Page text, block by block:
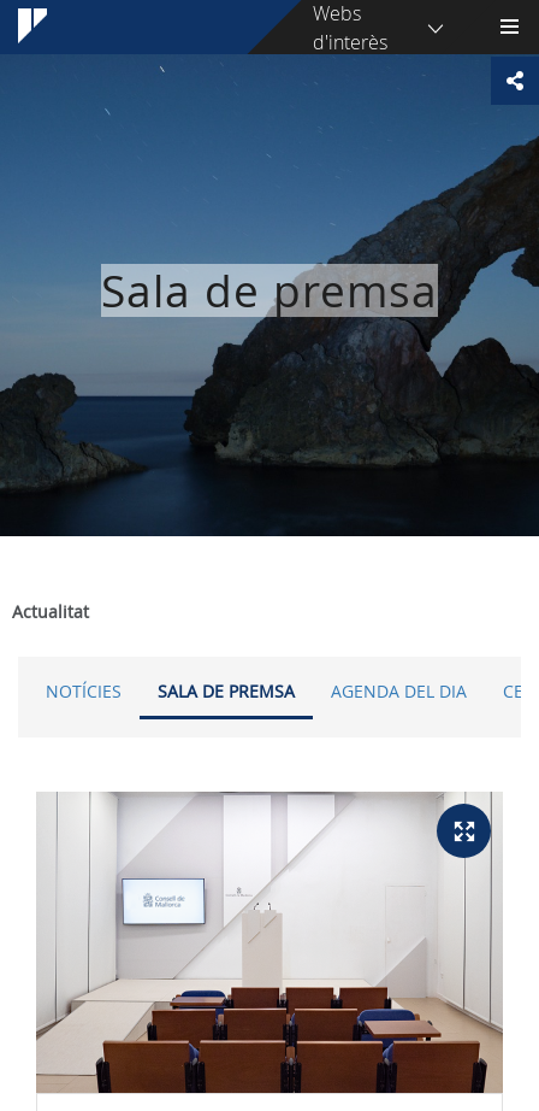
Webs
d'interès
Sala de premsa
Actualitat
NOTÍCIES SALA DE PREMSA AGENDA DEL DIA